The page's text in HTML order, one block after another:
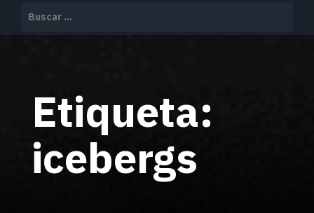
Etiqueta:
icebergs